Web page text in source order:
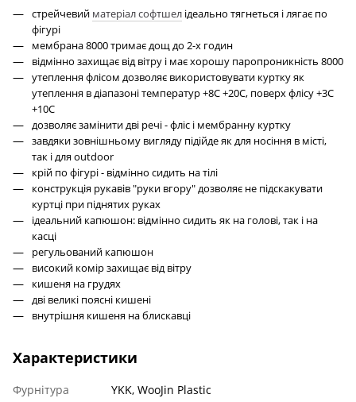
стрейчевий матеріал софтшел ідеально тягнеться і лягає по
фігурі
мембрана 8000 тримає дощ до 2-х годин
відмінно захищає від вітру і має хорошу паропроникність 8000
утеплення флісом дозволяє використовувати куртку як
утеплення в діапазоні температур +8С +20С, поверх флісу +3С
+10С
дозволяє замінити дві речі - фліс і мембранну куртку
завдяки зовнішньому вигляду підійде як для носіння в місті,
так і для outdoor
крій по фігурі - відмінно сидить на тілі
конструкція рукавів "руки вгору" дозволяє не підскакувати
куртці при піднятих руках
ідеальний капюшон: відмінно сидить як на голові, так і на
касці
регульований капюшон
високий комір захищає від вітру
кишеня на грудях
дві великі поясні кишені
внутрішня кишеня на блискавці
Характеристики
Фурнітура
YKK, WooJin Plastic